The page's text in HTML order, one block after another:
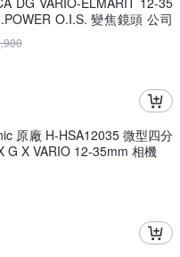
O.I.S. 變焦鏡頭 公司
原廠 H-HSA12035 微型四分
G X VARIO 12-35mm 相機